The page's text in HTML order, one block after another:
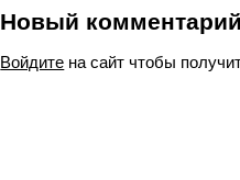
Новый
Войдите на сайт чтобы